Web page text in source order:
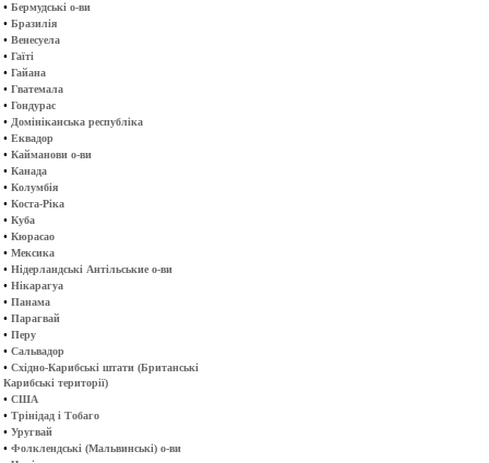
• Бермудські о-ви
• Бразилія
• Венесуела
• Гаїті
• Гайана
• Гватемала
• Гондурас
• Домініканська республіка
• Еквадор
• Кайманови о-ви
• Канада
• Колумбія
• Коста-Ріка
• Куба
• Кюрасао
• Мексика
• Нідерландські Антільськие о-ви
• Нікарагуа
• Панама
• Парагвай
• Перу
• Сальвадор
• Східно-Карибські штати (Британські
Карибські території)
• США
• Трінідад і Тобаго
• Уругвай
• Фолклендські (Мальвинські) о-ви